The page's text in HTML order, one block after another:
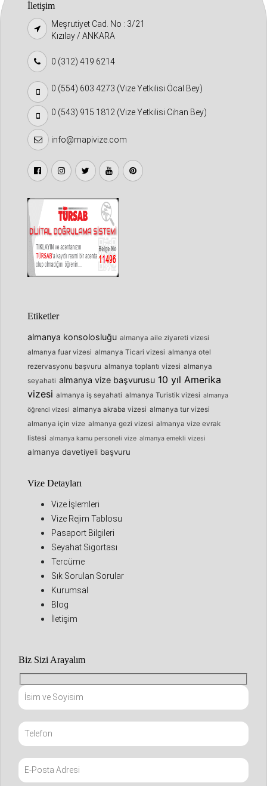
İletişim
Meşrutiyet Cad. No : 3/21
Kızılay / ANKARA
0 (312) 419 6214
0 (554) 603 4273 (Vize Yetkilisi Öcal Bey)
0 (543) 915 1812 (Vize Yetkilisi Cihan Bey)
info@mapivize.com
Etiketler
almanya konsolosluğu almanya aile ziyareti vizesi
almanya fuar vizesi almanya Ticari vizesi almanya otel
rezervasyonu başvuru almanya toplantı vizesi almanya
seyahati almanya vize başvurusu 10 yıl Amerika
vizesi almanya iş seyahati almanya Turistik vizesi almanya
öğrenci vizesi almanya akraba vizesi almanya tur vizesi
almanya için vize almanya gezi vizesi almanya vize evrak
listesi almanya kamu personeli vize almanya emekli vizesi
almanya davetiyeli başvuru
Vize Detayları
Vize İşlemleri
Vize Rejim Tablosu
Pasaport Bilgileri
Seyahat Sigortası
Tercüme
Sık Sorulan Sorular
Kurumsal
Blog
İletişim
Biz Sizi Arayalım